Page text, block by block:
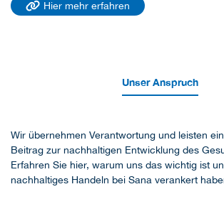
Hier mehr erfahren
Unser Anspruch
Wir übernehmen Verantwortung und leisten
Beitrag zur nachhaltigen Entwicklung des
Erfahren Sie hier, warum uns das wichtig ist
nachhaltiges Handeln bei Sana verankert